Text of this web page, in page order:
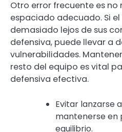
Otro error frecuente es no
espaciado adecuado. Si
demasiado lejos de sus
defensiva, puede llevar a
vulnerabilidades.
resto del equipo es vital
defensiva efectiva.
Evitar lanzarse
mantenerse en
equilibrio.